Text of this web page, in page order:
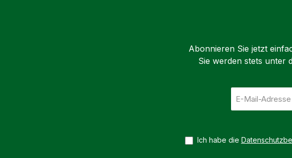
Abonnieren Sie jetzt
Sie werden stets unter
Mail-
Ich habe die